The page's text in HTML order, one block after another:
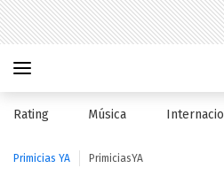
Rating Música
Primicias YA PrimiciasYA